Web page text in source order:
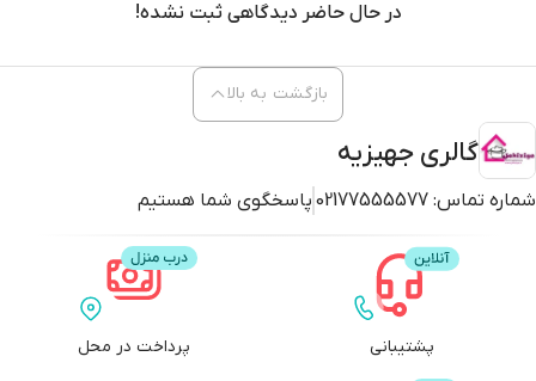
در حال حاضر دیدگاهی ثبت نشده!
گالری جهیزیه
شماره تماس: 02177555577 پاسخگوی شما هستیم
بازگشت به بالا
پشتیبانی پرداخت در محل